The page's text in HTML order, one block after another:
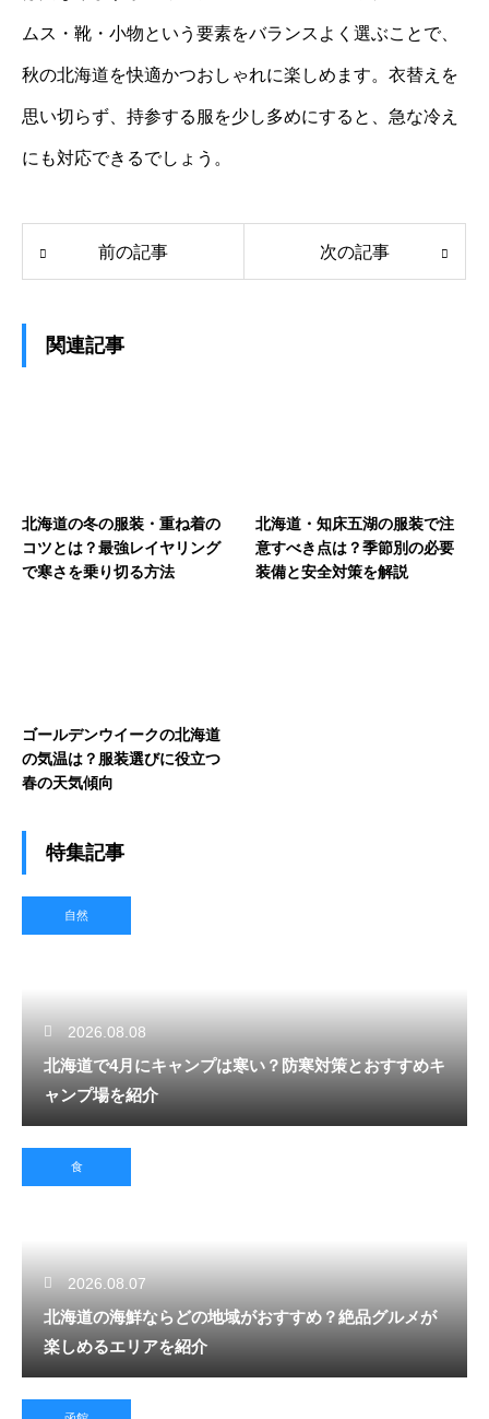
ムス・靴・小物という要素をバランスよく選ぶことで、
秋の北海道を快適かつおしゃれに楽しめます。衣替えを
思い切らず、持参する服を少し多めにすると、急な冷え
にも対応できるでしょう。
前の記事 次の記事
関連記事
北海道の冬の服装・重ね着の
コツとは？最強レイヤリング
で寒さを乗り切る方法
北海道・知床五湖の服装で注
意すべき点は？季節別の必要
装備と安全対策を解説
ゴールデンウイークの北海道
の気温は？服装選びに役立つ
春の天気傾向
特集記事
自然
2026.08.08
北海道で4月にキャンプは寒い？防寒対策とおすすめキ
ャンプ場を紹介
食
2026.08.07
北海道の海鮮ならどの地域がおすすめ？絶品グルメが
楽しめるエリアを紹介